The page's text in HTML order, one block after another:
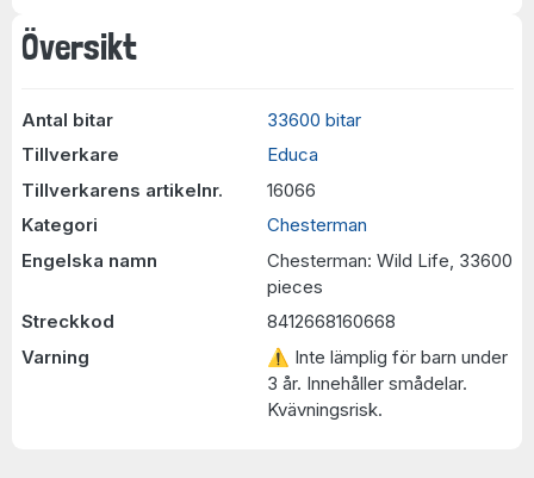
Översikt
Antal bitar
33600 bitar
Tillverkare
Educa
Tillverkarens artikelnr.
16066
Kategori
Chesterman
Engelska namn
Chesterman: Wild Life, 33600
pieces
Streckkod
8412668160668
Varning
⚠ Inte lämplig för barn under
3 år. Innehåller smådelar.
Kvävningsrisk.